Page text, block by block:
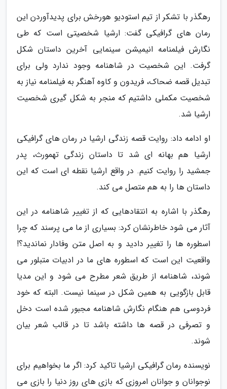
رهگذر با تشکر از تیم استودیو هورخش برای پدیدآوردن این
رمان های گرافیکی گفت: ارشیا شخصیتی است که طی
نگارش فیلمنامه انیمیشن سینمایی آخرین داستان شکل
گرفت. این شخصیت در شاهنامه وجود ندارد ولی برای
تبدیل قصه ضحاک، فریدون و کاوه آهنگر به فیلمنامه نیاز به
شخصیت مکملی داشتیم که منجر به شکل گیری شخصیت
ارشیا شد.
او ادامه داد: روایت قصه زندگی ارشیا در رمان های گرافیکی
ارشیا هم بهانه ای شد تا داستان زندگی تهمورث، پدر
جمشید را روایت کنیم. در واقع ارشیا نقطه ای است که این
داستان ها را به هم متصل می کند.
رهگذر با اشاره به انتقادهایی که از تغییر شاهنامه در این
آثار می شود خاطرنشان کرد: بسیاری از ما می پرسند که چرا
اسطوره ها را تغییر دادید و به اصل متن وفادار نماندید؟!
واقعیت این است که اسطوره های ما در ادبیات متبلور می
شوند، شاهنامه از طریق شعر مطرح می شود و این مدیا
قابل بازگویی به همین شکل در سینما نیست. البته که خود
فردوسی هم هنگام نگارش شاهنامه مجبور شده است دخل
و تصرفی در قصه ها داشته باشد تا در قالب شعر بیان
شوند.
نویسنده رمان گرافیکی ارشیا تاکید کرد: اگر ما بخواهیم برای
نوجوانان و جوانان امروزی که بازی های روز دنیا را بازی می